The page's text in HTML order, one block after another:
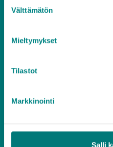
valinta
Välttämätön
Mieltymykset
Tilastot
Markkinointi
Salli
020 637 7000
(lna/lsa)
Alla kontaktuppgifter